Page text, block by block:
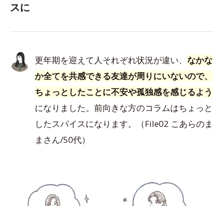
スに
更年期を迎えて人それぞれ状況が違い、 なかな
か全てを共感できる友達が周りにいないので、
ちょっとしたことに不安や孤独感を感じるよう
になりました。前向きな方のコラムはちょっと
したスパイスになります。（File02 こあらのま
まさん/50代）